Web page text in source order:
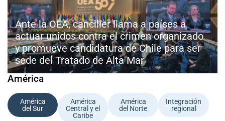
Ante la OEA, canciller llama a países a
actuar unidos contra el crimen organizado
y promueve candidatura de Chile para ser
sede del Tratado de Alta Mar
América
América
del Sur
América
Central y el
Caribe
América
del Norte
Integración
regional